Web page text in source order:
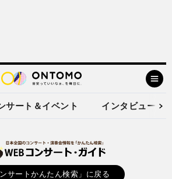
サート＆イベント インタビュー
サートかんたん検索」に戻る